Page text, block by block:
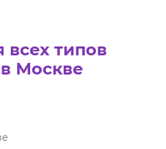
типов
Москве